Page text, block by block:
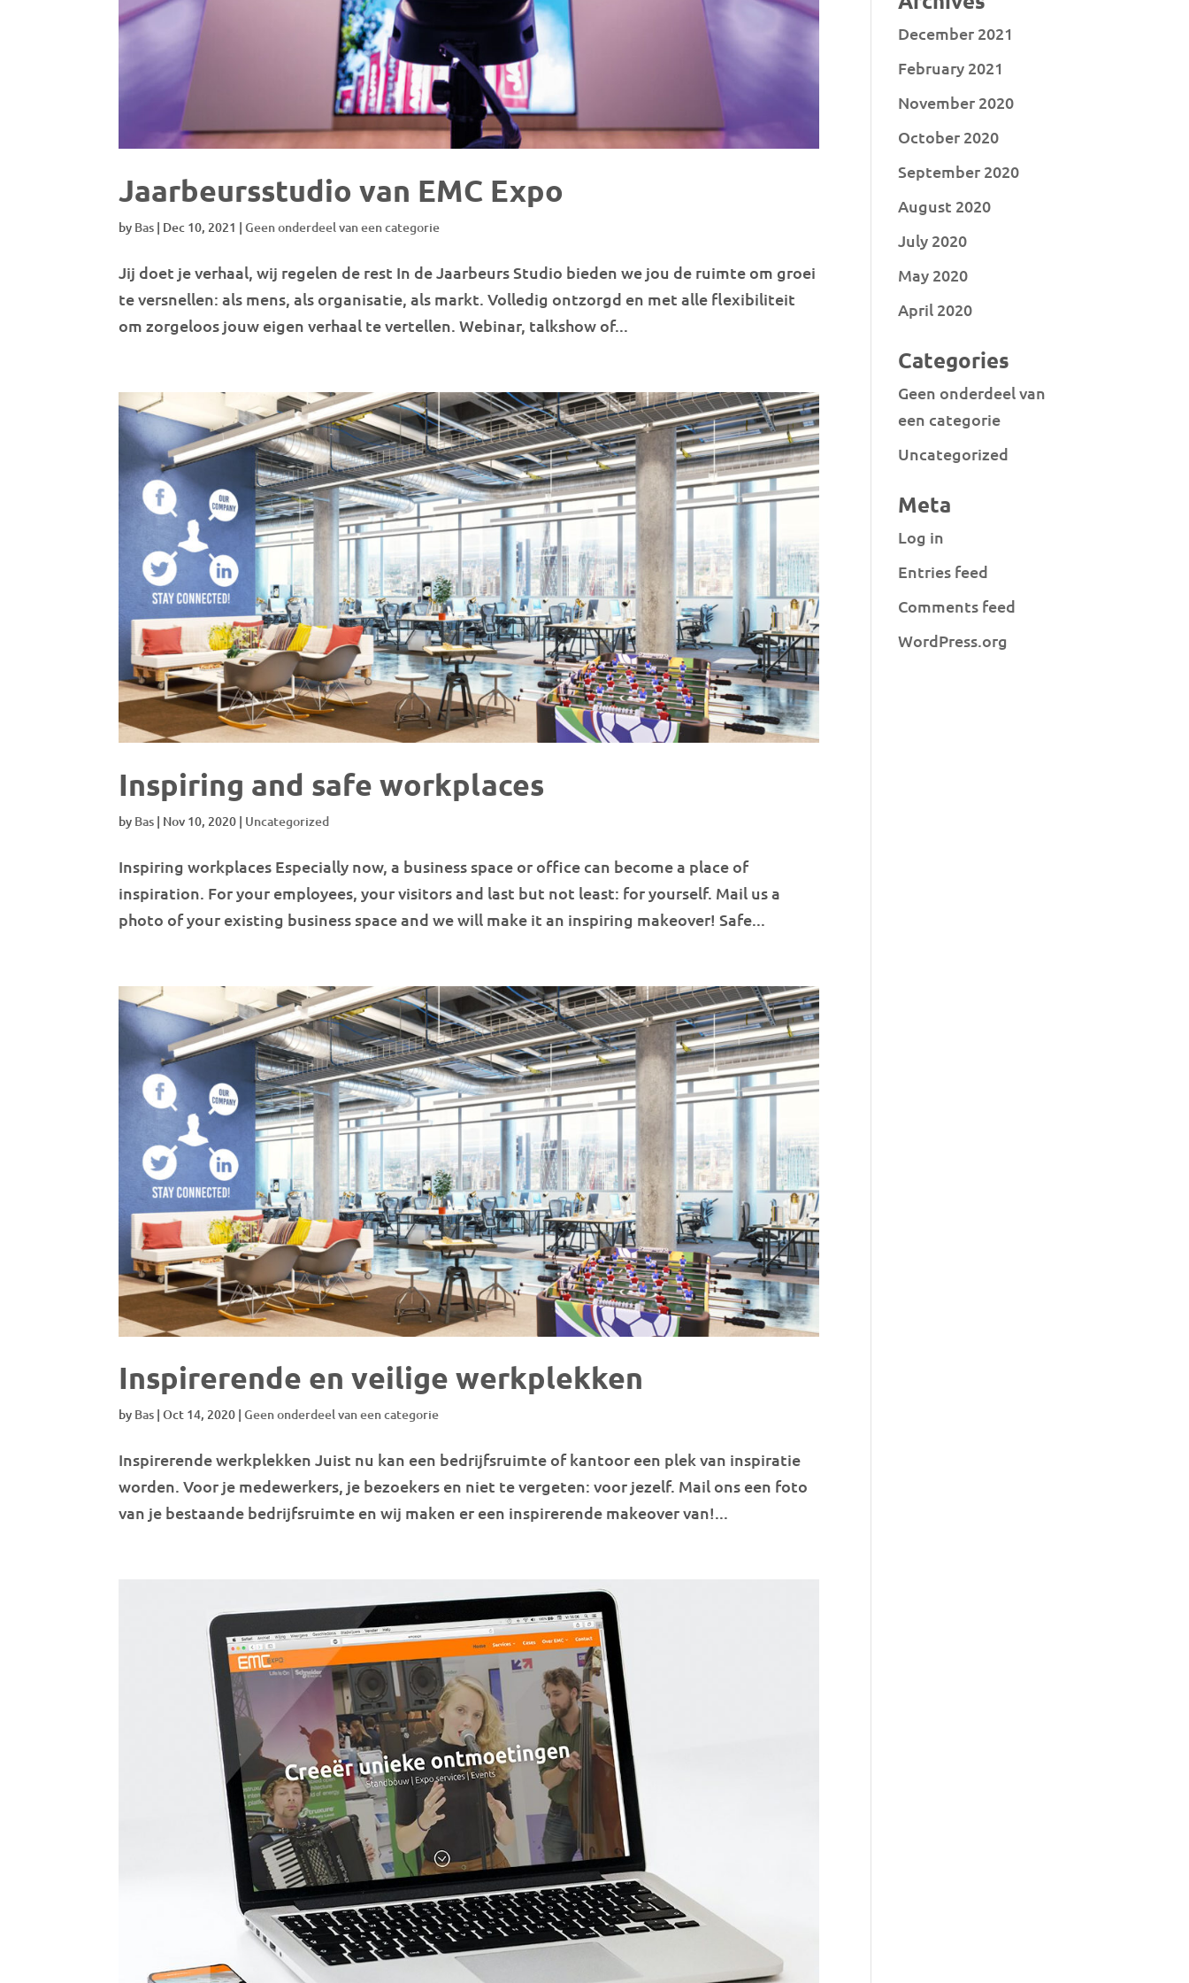
Jaarbeursstudio van EMC Expo
by Bas | Dec 10, 2021 |Geen onderdeel van een categorie
Jij doet je verhaal, wij regelen de rest In de Jaarbeurs Studio bieden we jou de ruimte om groei
te versnellen: als mens, als organisatie, als markt. Volledig ontzorgd en met alle flexibiliteit
om zorgeloos jouw eigen verhaal te vertellen. Webinar, talkshow of...
Inspiring and safe workplaces
by Bas | Nov 10, 2020 | Uncategorized
Inspiring workplaces Especially now, a business space or office can become a place of
inspiration. For your employees, your visitors and last but not least: for yourself. Mail us a
photo of your existing business space and we will make it an inspiring makeover! Safe...
Inspirerende en veilige werkplekken
by Bas |Oct 14, 2020 |Geen onderdeel van een categorie
Inspirerende werkplekken Juist nu kan een bedrijfsruimte of kantoor een plek van inspiratie
worden. Voor je medewerkers, je bezoekers en niet te vergeten: voor jezelf. Mail ons een foto
van je bestaande bedrijfsruimte en wij maken er een inspirerende makeover van!...
December 2021
February 2021
November 2020
October 2020
September 2020
August 2020
July 2020
May 2020
April 2020
Categories
Geen onderdeel van
een categorie
Uncategorized
Meta
Log in
Entries feed
Comments feed
WordPress.org